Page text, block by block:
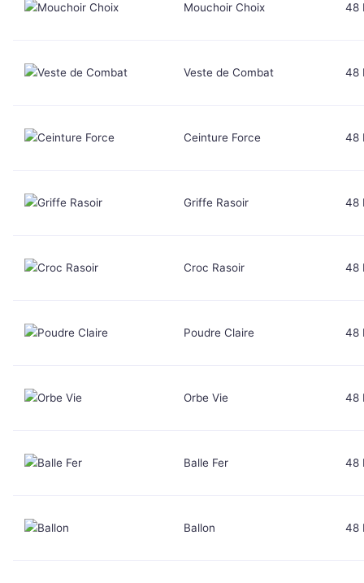
Mouchoir Choix 48
Veste de Combat 48
Ceinture Force 48
Griffe Rasoir 48
Croc Rasoir 48
Poudre Claire 48
Orbe Vie 48
Balle Fer 48
Ballon 48